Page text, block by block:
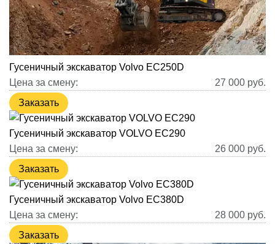
Гусеничный экскаватор Volvo EC250D
Цена за смену:
27 000 руб.
Заказать
Гусеничный экскаватор VOLVO EC290
Цена за смену:
26 000 руб.
Заказать
Гусеничный экскаватор Volvo EC380D
Цена за смену:
28 000 руб.
Заказать